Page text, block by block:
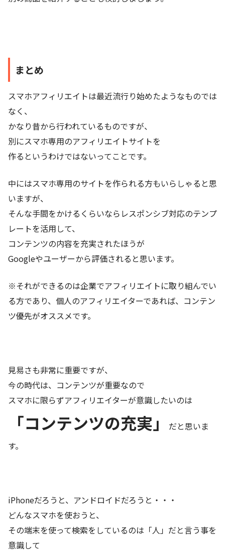
まとめ
スマホアフィリエイトは最近流行り始めたようなものでは
なく、
かなり昔から行われているものですが、
別にスマホ専用のアフィリエイトサイトを
作るというわけではないってことです。
中にはスマホ専用のサイトを作られる方もいらしゃると思
いますが、
そんな手間をかけるくらいならレスポンシブ対応のテンプ
レートを活用して、
コンテンツの内容を充実されたほうが
Googleやユーザーから評価されると思います。
※それができるのは企業でアフィリエイトに取り組んでい
る方であり、個人のアフィリエイターであれば、コンテン
ツ優先がオススメです。
見易さも非常に重要ですが、
今の時代は、コンテンツが重要なので
スマホに限らずアフィリエイターが意識したいのは
「コンテンツの充実」
だと思いま
す。
iPhoneだろうと、アンドロイドだろうと・・・
どんなスマホを使おうと、
その端末を使って検索をしているのは「人」だと言う事を
意識して